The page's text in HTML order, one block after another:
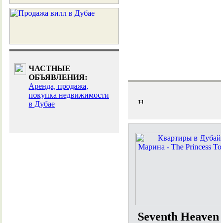
ЧАСТНЫЕ
ОБЪЯВЛЕНИЯ:
Аренда, продажа,
покупка недвижимости
в Дубае
Seventh Heaven